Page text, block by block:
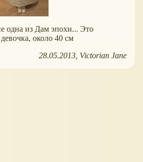
одна из Дам эпохи... Это
около 40 см
28.05.2013 Victorian Jane